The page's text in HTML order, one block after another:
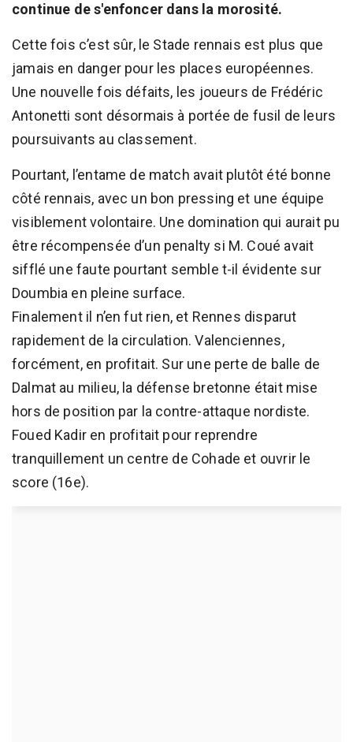
continue de s'enfoncer dans la morosité.
Cette fois c’est sûr, le Stade rennais est plus que
jamais en danger pour les places européennes.
Une nouvelle fois défaits, les joueurs de Frédéric
Antonetti sont désormais à portée de fusil de leurs
poursuivants au classement.
Pourtant, l’entame de match avait plutôt été bonne
côté rennais, avec un bon pressing et une équipe
visiblement volontaire. Une domination qui aurait pu
être récompensée d’un penalty si M. Coué avait
sifflé une faute pourtant semble t-il évidente sur
Doumbia en pleine surface.
Finalement il n’en fut rien, et Rennes disparut
rapidement de la circulation. Valenciennes,
forcément, en profitait. Sur une perte de balle de
Dalmat au milieu, la défense bretonne était mise
hors de position par la contre-attaque nordiste.
Foued Kadir en profitait pour reprendre
tranquillement un centre de Cohade et ouvrir le
score (16e).